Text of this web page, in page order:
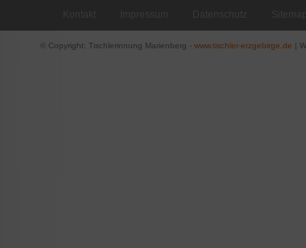
© Copyright: Tischlerinnung Marienberg - www.tischler-erzgebirge.de |